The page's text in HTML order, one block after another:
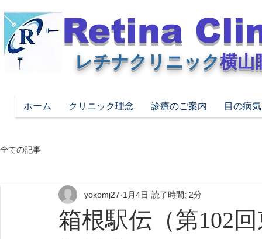
Retina
レチナクリニック横山
ホーム クリニック理念 診療のご案内 目の病
全ての記事
箱根駅伝（第102
yokomj27 1月4日 読了時間: 2分